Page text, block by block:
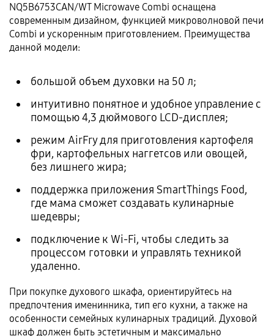
NQ5B6753CAN/WT Microwave Combi оснащена
современным дизайном, функцией микроволновой печи
Combi и ускоренным приготовлением. Преимущества
данной модели:
большой объем духовки на 50 л;
интуитивно понятное и удобное управление с
помощью 4,3 дюймового LCD-дисплея;
режим AirFry для приготовления картофеля
фри, картофельных наггетсов или овощей,
без лишнего жира;
поддержка приложения SmartThings Food,
где мама сможет создавать кулинарные
шедевры;
подключение к Wi-Fi, чтобы следить за
процессом готовки и управлять техникой
удаленно.
При покупке духового шкафа, ориентируйтесь на
предпочтения именинника, тип его кухни, а также на
особенности семейных кулинарных традиций. Духовой
шкаф должен быть эстетичным и максимально